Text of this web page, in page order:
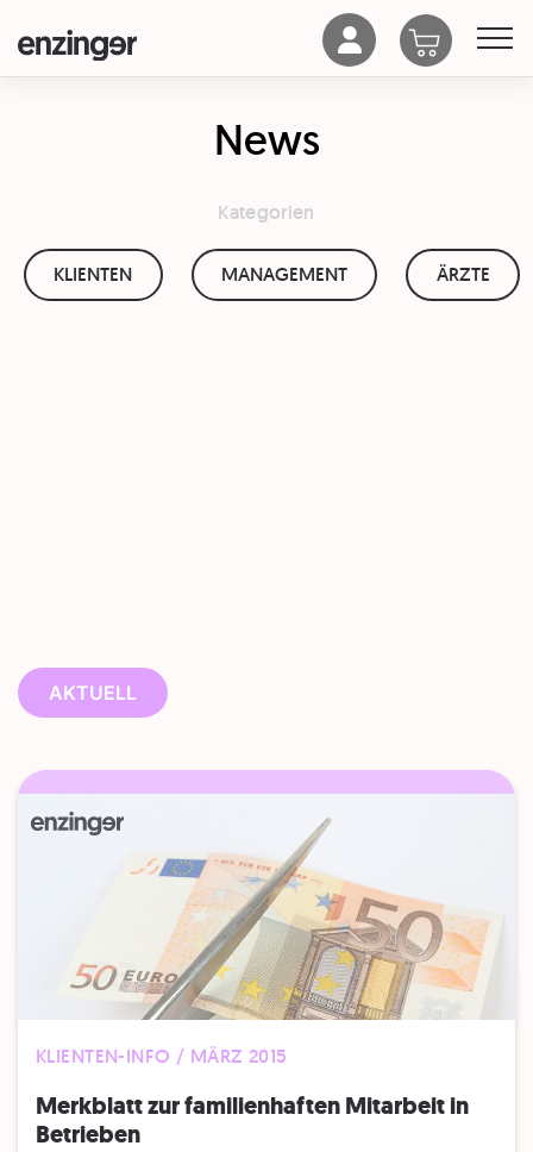
News
Kategorien
KLIENTEN MANAGEMENT ÄRZTE
AKTUELL
KLIENTEN-INFO / MÄRZ 2015
Merkblatt zur familienhaften Mitarbeit in
Betrieben